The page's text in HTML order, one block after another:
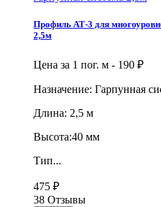
Профиль АТ-3 для
2,5м
Цена за 1 пог. м - 190 ₽
Назначение: Гарпунная
Длина: 2,5 м
Высота:40 мм
Тип...
475 ₽
38 Отзывы